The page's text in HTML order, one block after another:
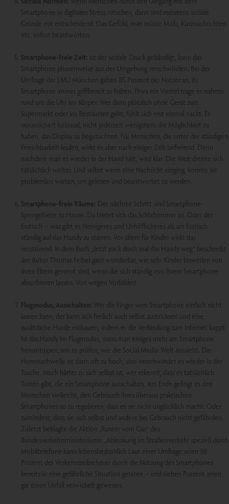
Smartphone in digitalen Stress rutschen, dann sind meistens soziale
Gründe mit entscheidend. Das Gefühl, man müsse Mails, Kurznachrichten
etc. sofort beantworten.
Smartphone-freie Zeit: Ist der soziale Druck gebändigt, kann das
Smartphone phasenweise aus der Umgebung verschwinden. Bei der
Umfrage der LMU München gaben 85 Prozent der Nutzer an, ihr
Smartphone immer griffbereit zu haben. Etwa ein Viertel trage es nahezu
rund um die Uhr am Körper. Wer dann plötzlich ohne Gerät zum
Supermarkt oder ins Restaurant geht, fühlt sich erst einmal nackt. Es
verunsichert kolossal, nicht jederzeit wenigstens die Möglichkeit zu
haben, das Display zu begutachten. Für Menschen, die unter der ständigen
Erreichbarkeit leiden, wirkt es aber nach einiger Zeit befreiend. Denn
nachdem man es wieder in der Hand hält, wird klar: Die Welt drehte sich
tatsächlich weiter. Und selbst wenn eine Nachricht einging, konnte sie
problemlos warten, um gelesen und beantwortet zu werden.
Smartphone-freie Räume: Der nächste Schritt sind Smartphone-
Sperrgebiete zu Hause. Da bietet sich das Schlafzimmer an. Oder der
Esstisch – was gibt es Nervigeres und Unhöflicheres als am Esstisch
ständig auf das Handy zu starren. Vor allem für Kinder wirkt das
verstörend. In dem Buch „Jetzt pack doch mal das Handy weg“ beschreibt
der Autor Thomas Feibel ganz wunderbar, wie sehr Kinder bisweilen von
ihren Eltern genervt sind, wenn die sich ständig von ihrem Smartphone
absorbieren lassen. Von wegen Vorbilder!
Flugmodus, Ausschalten: Wer die Finger vom Smartphone einfach nicht
lassen kann, der kann sich freilich auch selbst austricksen und eine
zusätzliche Hürde einbauen, indem er die Verbindung zum Internet kappt.
Ist das Handy im Flugmodus, muss man einiges mehr am Smartphone
herumtippen, um zu prüfen, wie die Social Media-Welt aussieht. Die
Hemmschwelle ist dann oft zu hoch, also verschwindet es wieder in der
Tasche. Noch härter zu sich selbst ist, wer erkennt, dass es tatsächlich
Tasten gibt, die ein Smartphone ausschalten. Am Ende gelingt es den
Menschen vielleicht, den Gebrauch ihres überaus praktischen
Smartphones so zu regulieren, dass es sie nicht unglücklich macht. Oder
zumindest, dass sie sich selbst und andere bei Gebrauch nicht gefährden.
Zuletzt beklagte die Aktion „Runter vom Gas“ des
Bundesverkehrsministeriums: „Ablenkung im Straßenverkehr speziell durch
Mobiltelefone kann lebensbedrohlich Laut einer Umfrage seien 36
Prozent der Verkehrsteilnehmer durch die Nutzung des Smartphones
bereits in eine gefährliche Situation geraten – und sieben Prozent seien
gar einen Unfall verwickelt gewesen.